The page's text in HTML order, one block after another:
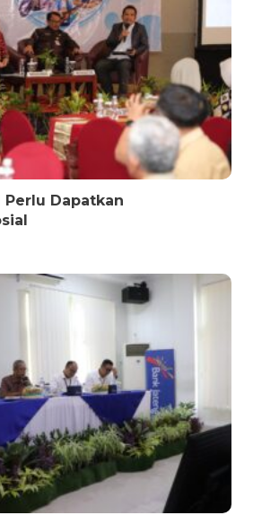
Dapatkan